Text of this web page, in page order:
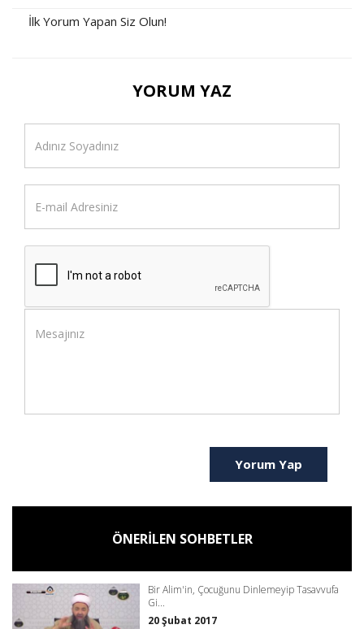
İlk Yorum Yapan Siz Olun!
YORUM YAZ
Yorum Yap
ÖNERİLEN SOHBETLER
Bir Alim'in, Çocuğunu Dinlemeyip Tasavvufa
Gi...
20 Şubat 2017